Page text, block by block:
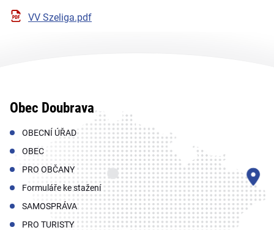
VV Szeliga.pdf
Obec Doubrava
OBECNÍ ÚŘAD
OBEC
PRO OBČANY
Formuláře ke stažení
SAMOSPRÁVA
PRO TURISTY